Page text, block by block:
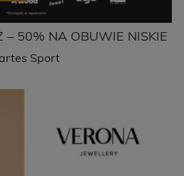
– 50% NA OBUWIE NISKIE
Sport